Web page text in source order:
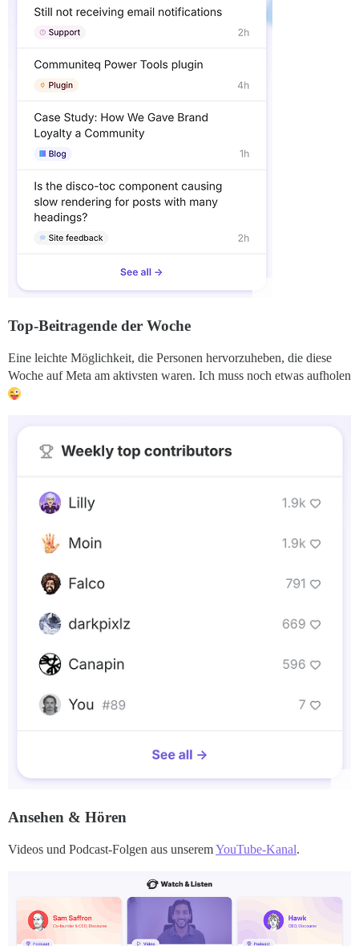
Top-Beitragende der Woche
Eine leichte Möglichkeit, die Personen hervorzuheben, die diese
Woche auf Meta am aktivsten waren. Ich muss noch etwas aufholen
Ansehen & Hören
Videos und Podcast-Folgen aus unseremYouTube-Kanal.